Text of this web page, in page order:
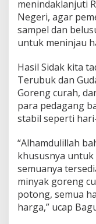
menindaklanjuti
Negeri, agar
sampel dan
untuk meninjau
Hasil Sidak kita
Terubuk dan
Goreng curah,
para pedagang
stabil seperti
“Alhamdulillah
khususnya
semuanya
minyak goreng
potong, semua
harga,” ucap